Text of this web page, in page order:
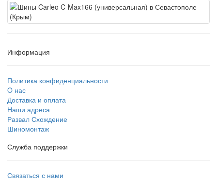
Информация
Политика конфиденциальности
O нас
Доставка и оплата
Наши адреса
Развал Схождение
Шиномонтаж
Служба поддержки
Связаться с нами